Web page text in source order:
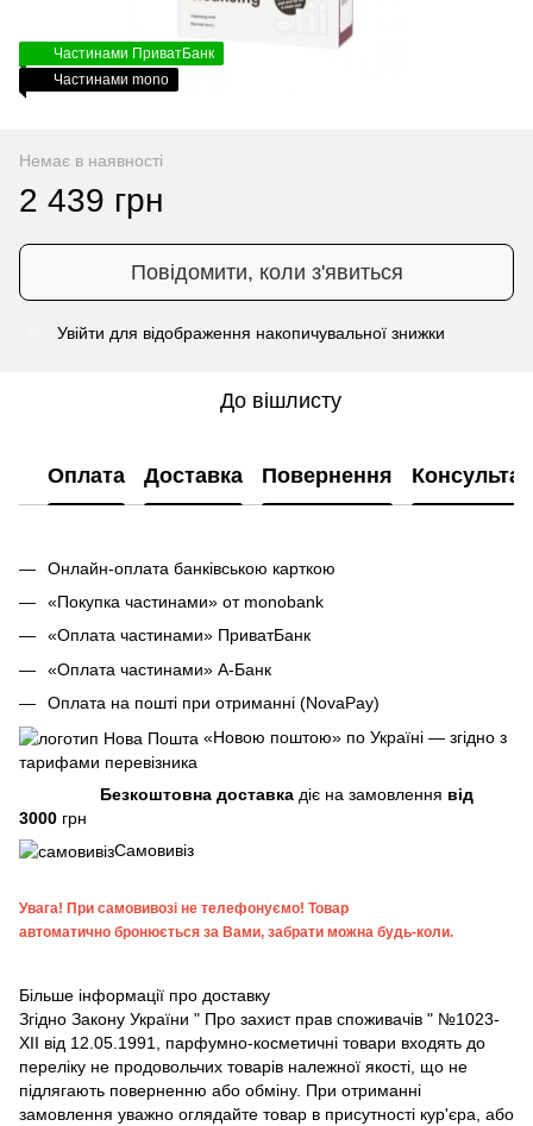
Частинами ПриватБанк
Частинами mono
Немає в наявності
2 439 грн
Повідомити, коли з'явиться
Увійти для відображення накопичувальної знижки
До вішлисту
Оплата Доставка Повернення
Онлайн-оплата банківською карткою
«Покупка частинами» от monobank
«Оплата частинами» ПриватБанк
«Оплата частинами» А-Банк
Оплата на пошті при отриманні (NovaPay)
«Новою поштою» по Україні — згідно з
тарифами перевізника
Безкоштовна доставка діє на замовлення від
3000 грн
Самовивіз
Увага! При самовивозі не телефонуємо! Товар
автоматично бронюється за Вами, забрати можна будь-коли.
Більше інформації про доставку
Згідно Закону України " Про захист прав споживачів " №1023-
XII від 12.05.1991, парфумно-косметичні товари входять до
переліку не продовольчих товарів належної якості, що не
підлягають поверненню або обміну. При отриманні
замовлення уважно оглядайте товар в присутності кур'єра, або